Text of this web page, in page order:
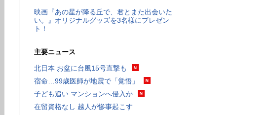
映画『あの星が降る丘で、君とまた出会いた
い。』オリジナルグッズを3名様にプレゼン
ト！
主要ニュース
北日本 お盆に台風15号直撃も
宿命…99歳医師が地震で「覚悟」
子ども追い マンションへ侵入か
在留資格なし 越人が惨事起こす